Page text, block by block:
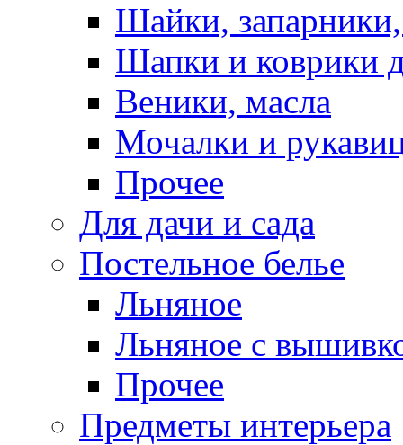
Шайки,
Шапки и коврики
Веники, масла
Мочалки и
Прочее
Для дачи и сада
Постельное белье
Льняное
Льняное с
Прочее
Предметы интерьера